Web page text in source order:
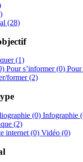
(28)
(1)
Pour s’informer (0) Pour
former (2)
(0) Infographie
(2)
internet (0) Vidéo (0)